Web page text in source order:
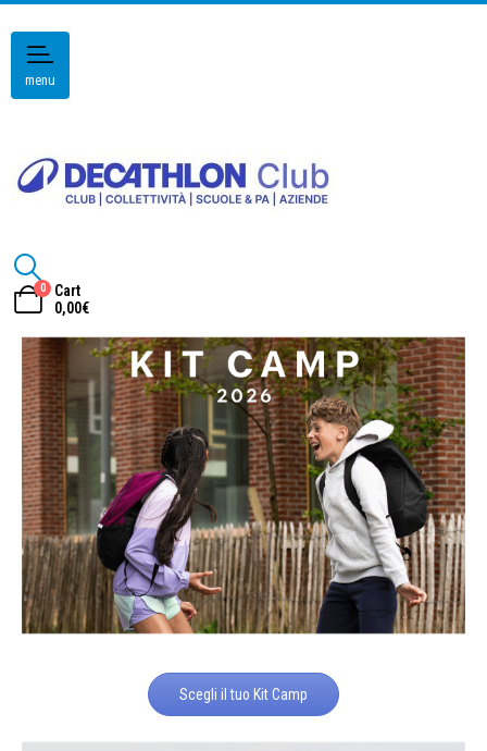
menu
0
Cart
0,00€
Scegli il tuo Kit Camp